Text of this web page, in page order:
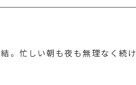
。忙しい朝も夜も無理なく続け